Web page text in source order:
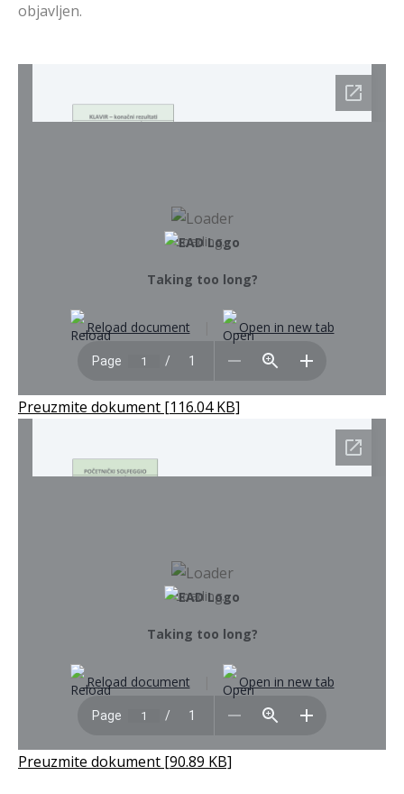
objavljen.
Loading...
Taking too long?
Reload document Open in new tab
Preuzmite dokument [116.04 KB]
Loading...
Taking too long?
Reload document Open in new tab
Preuzmite dokument [90.89 KB]